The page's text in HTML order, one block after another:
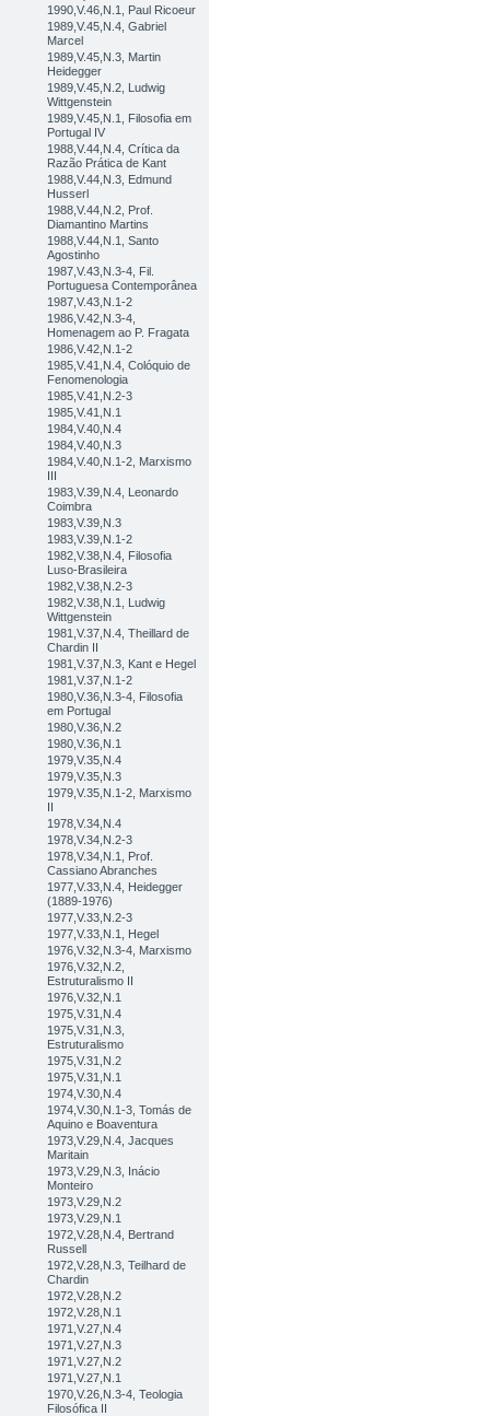
1990,V.46,N.1, Paul Ricoeur
1989,V.45,N.4, Gabriel
Marcel
1989,V.45,N.3, Martin
Heidegger
1989,V.45,N.2, Ludwig
Wittgenstein
1989,V.45,N.1, Filosofia em
Portugal IV
1988,V.44,N.4, Crítica da
Razão Prática de Kant
1988,V.44,N.3, Edmund
Husserl
1988,V.44,N.2, Prof.
Diamantino Martins
1988,V.44,N.1, Santo
Agostinho
1987,V.43,N.3-4, Fil.
Portuguesa Contemporânea
1987,V.43,N.1-2
1986,V.42,N.3-4,
Homenagem ao P. Fragata
1986,V.42,N.1-2
1985,V.41,N.4, Colóquio de
Fenomenologia
1985,V.41,N.2-3
1985,V.41,N.1
1984,V.40,N.4
1984,V.40,N.3
1984,V.40,N.1-2, Marxismo
III
1983,V.39,N.4, Leonardo
Coimbra
1983,V.39,N.3
1983,V.39,N.1-2
1982,V.38,N.4, Filosofia
Luso-Brasileira
1982,V.38,N.2-3
1982,V.38,N.1, Ludwig
Wittgenstein
1981,V.37,N.4, Theillard de
Chardin II
1981,V.37,N.3, Kant e Hegel
1981,V.37,N.1-2
1980,V.36,N.3-4, Filosofia
em Portugal
1980,V.36,N.2
1980,V.36,N.1
1979,V.35,N.4
1979,V.35,N.3
1979,V.35,N.1-2, Marxismo
II
1978,V.34,N.4
1978,V.34,N.2-3
1978,V.34,N.1, Prof.
Cassiano Abranches
1977,V.33,N.4, Heidegger
(1889-1976)
1977,V.33,N.2-3
1977,V.33,N.1, Hegel
1976,V.32,N.3-4, Marxismo
1976,V.32,N.2,
Estruturalismo II
1976,V.32,N.1
1975,V.31,N.4
1975,V.31,N.3,
Estruturalismo
1975,V.31,N.2
1975,V.31,N.1
1974,V.30,N.4
1974,V.30,N.1-3, Tomás de
Aquino e Boaventura
1973,V.29,N.4, Jacques
Maritain
1973,V.29,N.3, Inácio
Monteiro
1973,V.29,N.2
1973,V.29,N.1
1972,V.28,N.4, Bertrand
Russell
1972,V.28,N.3, Teilhard de
Chardin
1972,V.28,N.2
1972,V.28,N.1
1971,V.27,N.4
1971,V.27,N.3
1971,V.27,N.2
1971,V.27,N.1
1970,V.26,N.3-4, Teologia
Filosófica II